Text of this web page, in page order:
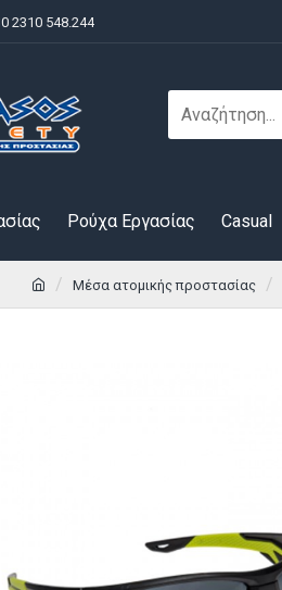
2310 548.244
Ρούχα Εργασίας Casual
Μέσα ατομικής προστασίας